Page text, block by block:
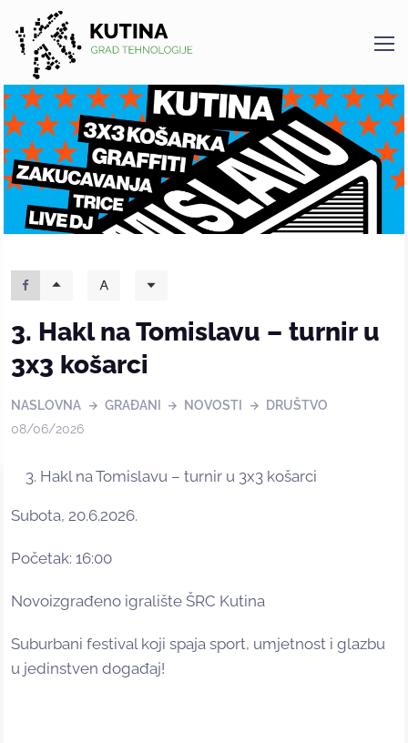
Kutina
3. Hakl na Tomislavu – turnir u
3x3 košarci
NASLOVNA GRAĐANI NOVOSTI
DRUŠTVO
08/06/2026
Hakl na Tomislavu – turnir u 3x3 košarci
Subota, 20.6.2026.
Početak: 16:00
Novoizgrađeno igralište ŠRC Kutina
Suburbani festival koji spaja sport, umjetnost i glazbu
u jedinstven događaj!